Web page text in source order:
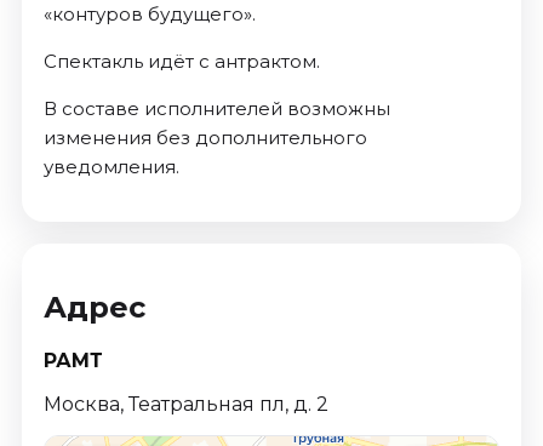
«контуров будущего».
Спектакль идёт с антрактом.
В составе исполнителей возможны
изменения без дополнительного
уведомления.
Адрес
РАМТ
Москва, Театральная пл, д. 2